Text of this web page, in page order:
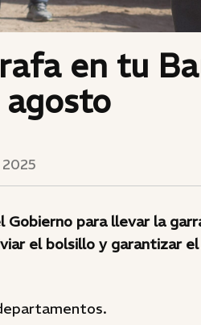
en tu
Gobierno para llevar la
el bolsillo y garantizar